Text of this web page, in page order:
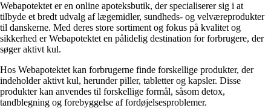
Webapotektet er en online apoteksbutik, der specialiserer sig i at
tilbyde et bredt udvalg af lægemidler, sundheds- og velværeprodukter
til danskerne. Med deres store sortiment og fokus på kvalitet og
sikkerhed er Webapotektet en pålidelig destination for forbrugere, der
søger aktivt kul.
Hos Webapotektet kan forbrugerne finde forskellige produkter, der
indeholder aktivt kul, herunder piller, tabletter og kapsler. Disse
produkter kan anvendes til forskellige formål, såsom detox,
tandblegning og forebyggelse af fordøjelsesproblemer.